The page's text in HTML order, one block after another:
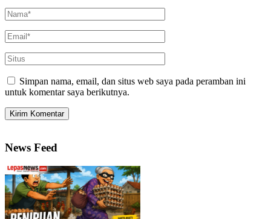
Simpan nama, email, dan situs web saya pada peramban ini
untuk komentar saya berikutnya.
News Feed